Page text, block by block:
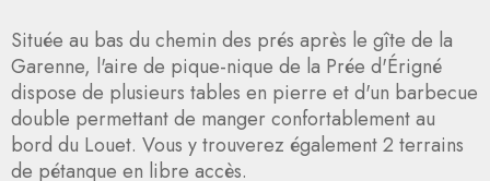
Située au bas du chemin des prés après le gîte de la
Garenne, l'aire de pique-nique de la Prée d'Érigné
dispose de plusieurs tables en pierre et d'un barbecue
double permettant de manger confortablement au
bord du Louet. Vous y trouverez également 2 terrains
de pétanque en libre accès.